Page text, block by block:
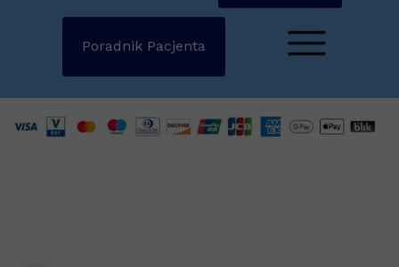
Poradnik Pacjenta